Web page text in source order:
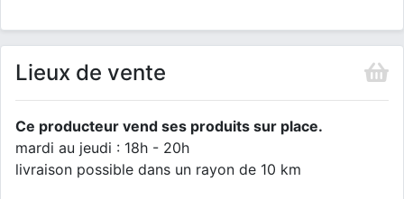
Lieux de vente
Ce producteur vend ses produits sur place.
mardi au jeudi : 18h - 20h
livraison possible dans un rayon de 10 km